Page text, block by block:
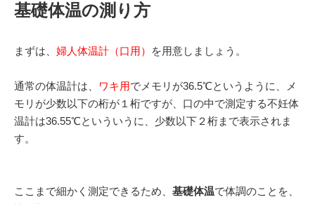
基礎体温の測り方
まずは、 婦人体温計（口用） を用意しましょう。
通常の体温計は、 ワキ用でメモリが36.5℃というように、メ
モリが少数以下の桁が１桁ですが、口の中で測定する不妊体
温計は36.55℃といういうに、少数以下２桁まで表示されま
す。
ここまで細かく測定できるため、 基礎体温で体調のことを、